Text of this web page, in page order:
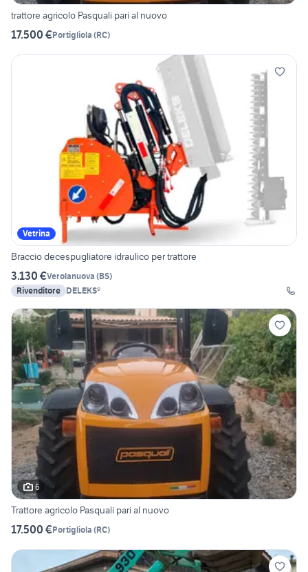
trattore agricolo Pasquali pari al nuovo
17.500 €Portigliola (RC)
Vetrina
Braccio decespugliatore idraulico per trattore
3.130 €Verolanuova (BS)
Rivenditore DELEKS®
6
Trattore agricolo Pasquali pari al nuovo
17.500 €Portigliola (RC)